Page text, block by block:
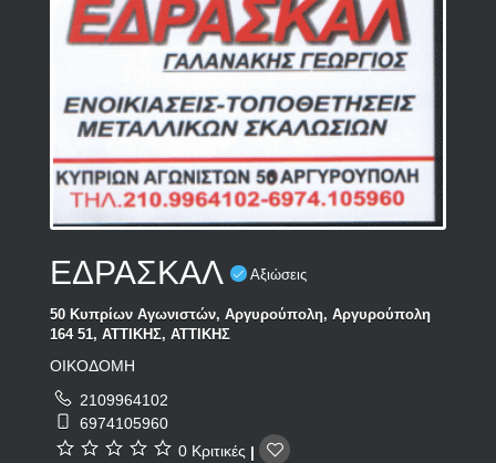
ΕΔΡΑΣΚΑΛ Αξιώσεις
50 Κυπρίων Αγωνιστών, Αργυρούπολη, Αργυρούπολη
164 51, ΑΤΤΙΚΗΣ, ΑΤΤΙΚΗΣ
ΟΙΚΟΔΟΜΗ
2109964102
6974105960
0 Κριτικές |